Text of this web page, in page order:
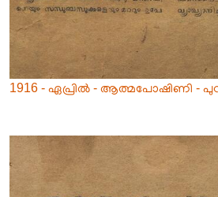
1916 - ഏപ്രിൽ - ആത്മപോഷിണി -